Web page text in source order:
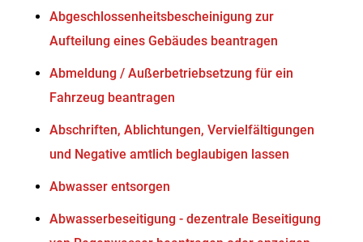
Abgeschlossenheitsbescheinigung zur
Aufteilung eines Gebäudes beantragen
Abmeldung / Außerbetriebsetzung für ein
Fahrzeug beantragen
Abschriften, Ablichtungen, Vervielfältigungen
und Negative amtlich beglaubigen lassen
Abwasser entsorgen
Abwasserbeseitigung - dezentrale Beseitigung